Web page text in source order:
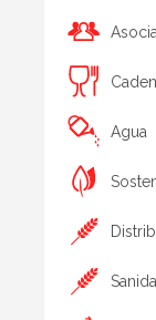
Agua